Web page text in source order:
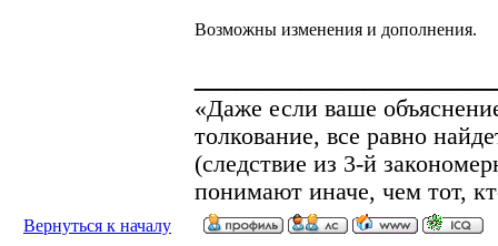
Возможны изменения и дополнения.
«Даже если ваше
толкование, все равно
(cледствие из 3-й
понимают иначе, чем тот,
Вернуться к началу